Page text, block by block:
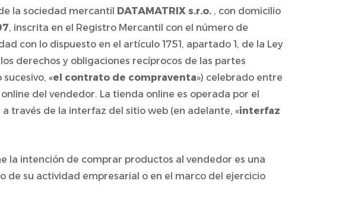
la sociedad mercantil DATAMATRIX s.r.o. , con domicilio
, inscrita en el Registro Mercantil con el número de
con lo dispuesto en el artículo 1751, apartado 1, de la Ley
los derechos y obligaciones recíprocos de las partes
«el contrato de compraventa») celebrado entre
del vendedor. La tienda online es operada por el
a través de la interfaz del sitio web (en adelante, «interfaz
la intención de comprar productos al vendedor es una
de su actividad empresarial o en el marco del ejercicio